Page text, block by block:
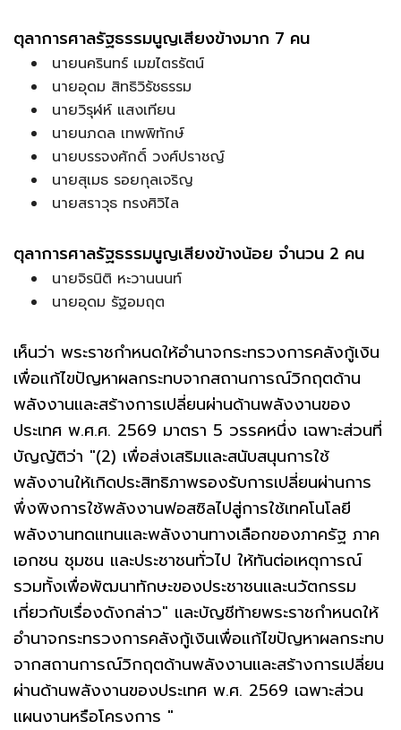
ตุลาการศาลรัฐธรรมนูญเสียงข้างมาก 7 คน
นายนครินทร์ เมฆไตรรัตน์
นายอุดม สิทธิวิรัชธรรม
นายวิรุฬห์ แสงเทียน
นายนภดล เทพพิทักษ์
นายบรรจงศักดิ์ วงศ์ปราชญ์
นายสุเมธ รอยกุลเจริญ
นายสราวุธ ทรงศิวิไล
ตุลาการศาลรัฐธรรมนูญเสียงข้างน้อย จำนวน 2 คน
นายจิรนิติ หะวานนนท์
นายอุดม รัฐอมฤต
เห็นว่า พระราชกำหนดให้อำนาจกระทรวงการคลังกู้เงิน
เพื่อแก้ไขปัญหาผลกระทบจากสถานการณ์วิกฤตด้าน
พลังงานและสร้างการเปลี่ยนผ่านด้านพลังงานของ
ประเทศ พ.ศ.ศ. 2569 มาตรา 5 วรรคหนึ่ง เฉพาะส่วนที่
บัญญัติว่า "(2) เพื่อส่งเสริมและสนับสนุนการใช้
พลังงานให้เกิดประสิทธิภาพรองรับการเปลี่ยนผ่านการ
พึ่งพิงการใช้พลังงานฟอสซิลไปสู่การใช้เทคโนโลยี
พลังงานทดแทนและพลังงานทางเลือกของภาครัฐ ภาค
เอกชน ชุมชน และประชาชนทั่วไป ให้ทันต่อเหตุการณ์
รวมทั้งเพื่อพัฒนาทักษะของประชาชนและนวัตกรรม
เกี่ยวกับเรื่องดังกล่าว" และบัญชีท้ายพระราชกำหนดให้
อำนาจกระทรวงการคลังกู้เงินเพื่อแก้ไขปัญหาผลกระทบ
จากสถานการณ์วิกฤตด้านพลังงานและสร้างการเปลี่ยน
ผ่านด้านพลังงานของประเทศ พ.ศ. 2569 เฉพาะส่วน
แผนงานหรือโครงการ "